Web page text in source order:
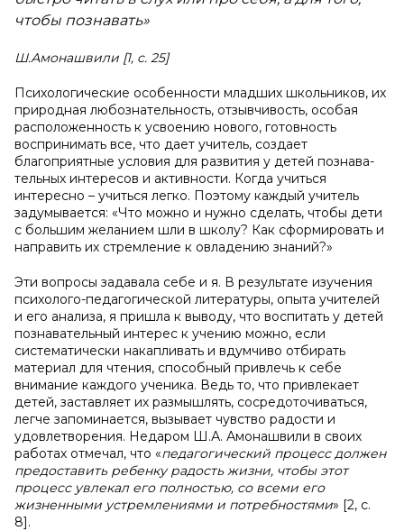
чтобы познавать»
Ш.Амонашвили [1, c. 25]
Психологические особенности младших школьников, их
природная любознатель­ность, отзывчивость, особая
расположенность к усвоению нового, готовность
восприни­мать все, что дает учитель, создает
благоприятные условия для развития у детей познава­
тельных интересов и активности. Когда учиться
интересно – учиться легко. Поэтому каж­дый учитель
задумывается: «Что можно и нужно сделать, чтобы дети
с большим жела­нием шли в школу? Как сформировать и
направить их стремление к овладению знаний?»
Эти вопросы задавала себе и я. В результате изучения
психолого-педагогической литературы, опыта учителей
и его анализа, я пришла к выводу, что воспитать у детей
по­знавательный интерес к учению можно, если
систематически накапливать и вдумчиво от­бирать
материал для чтения, способный привлечь к себе
внимание каждого ученика. Ведь то, что привлекает
детей, заставляет их размышлять, сосредоточиваться,
легче запомина­ется, вызывает чувство радости и
удовлетворения. Недаром Ш.А. Амонашвили в своих
работах отмечал, что «педагогический процесс должен
предоставить ребенку радость жизни, чтобы этот
процесс увлекал его полностью, со всеми его
жизненными устремле­ниями и потребностями» [2, c.
8].